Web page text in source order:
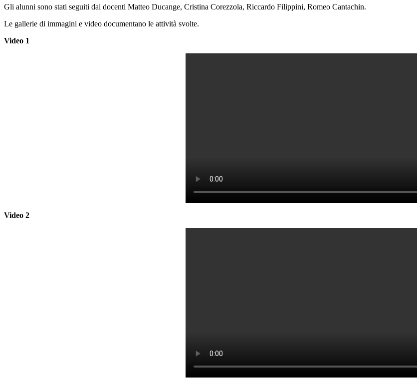
Gli alunni sono stati seguiti dai docenti Matteo Ducange, Cristina Corezzola, Riccardo Filippini, Romeo Cantachin.
Le gallerie di immagini e video documentano le attività svolte.
Video 1
Video 2